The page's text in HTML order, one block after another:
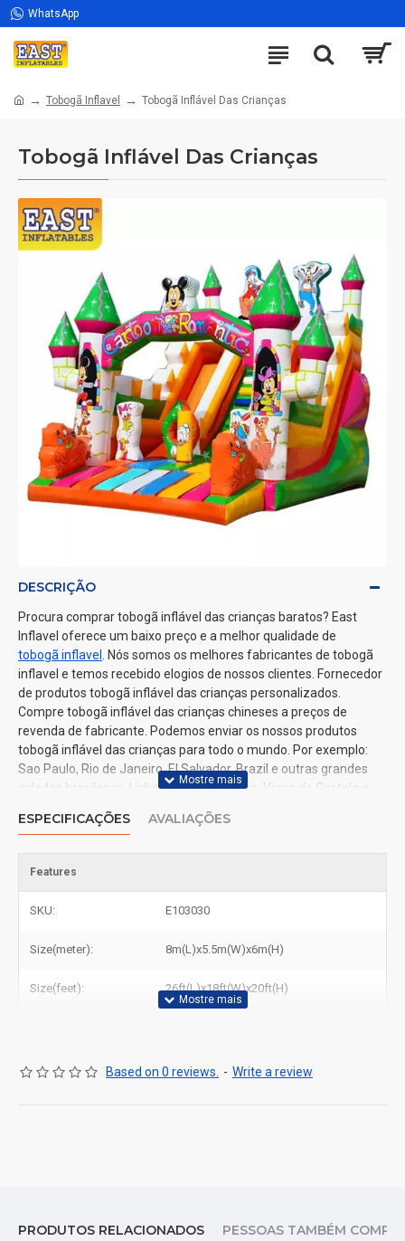
WhatsApp
Tobogã Inflavel Tobogã Inflável Das Crianças
Tobogã Inflável Das Crianças
DESCRIÇÃO
Procura comprar tobogã inflável das crianças baratos? East
Inflavel oferece um baixo preço e a melhor qualidade de
tobogã inflavel
. Nós somos os melhores fabricantes de tobogã
inflavel e temos recebido elogios de nossos clientes. Fornecedor
de produtos tobogã inflável das crianças personalizados.
Compre tobogã inflável das crianças chineses a preços de
revenda de fabricante. Podemos enviar os nossos produtos
tobogã inflável das crianças para todo o mundo. Por exemplo:
Sao Paulo, Rio de Janeiro, El Salvador, Brazil e outras grandes
cidades brasileiras, Lisboa, Porto, Coimbra, Viana do Castelo e
ESPECIFICAÇÕES AVALIAÇÕES
Features
SKU: E103030
Size(meter): 8m(L)x5.5m(W)x6m(H)
Size(feet): 26ft(L)x18ft(W)x20ft(H)
Based on 0 reviews. - Write a review
PRODUTOS RELACIONADOS PESSOAS TAMBÉM